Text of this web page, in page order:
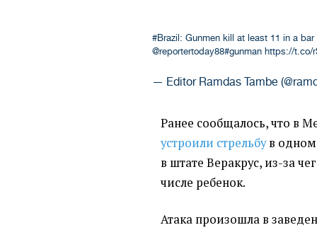
#Brazil : Gunmen kill at least 11 in a
@reportertoday88#gunman https://t.co/
— Editor Ramdas Tambe
Ранее сообщалось, что в
устроили стрельбув одном
в штате Веракрус, из-за
числе ребенок.
Атака произошла в